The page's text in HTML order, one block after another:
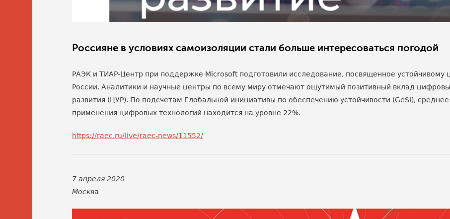
Россияне в условиях самоизоляции стали больше интересоваться погодой
РАЭК и ТИАР-Центр при поддержке Microsoft подготовили исследование, посвященное
России. Аналитики и научные центры по всему миру отмечают ощутимый позитивный вклад
развития (ЦУР). По подсчетам Глобальной инициативы по обеспечению устойчивости (GeSI),
применения цифровых технологий находится на уровне 22%.
https://raec.ru/live/raec-news/11552/
7 апреля 2020
Москва